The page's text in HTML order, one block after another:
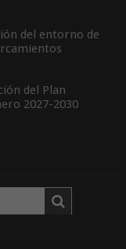
del entorno de
del Plan
2027-2030